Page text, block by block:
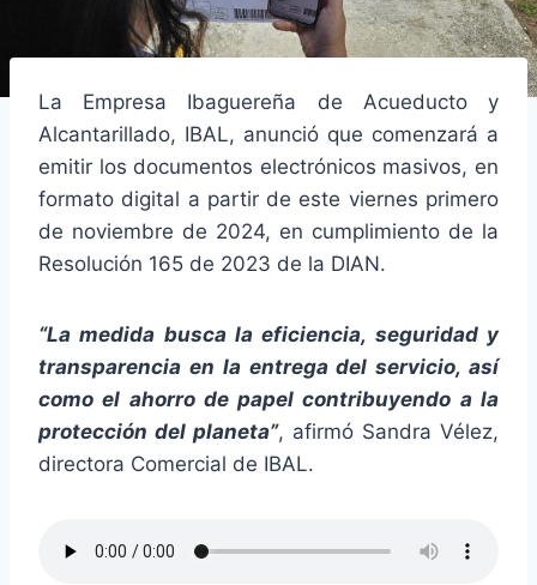
La Empresa Ibaguereña de Acueducto y
Alcantarillado, IBAL, anunció que comenzará a
emitir los documentos electrónicos masivos, en
formato digital a partir de este viernes primero
de noviembre de 2024, en cumplimiento de la
Resolución 165 de 2023 de la DIAN.
“La medida busca la eficiencia, seguridad y
transparencia en la entrega del servicio, así
como el ahorro de papel contribuyendo a la
protección del planeta”, afirmó Sandra Vélez,
directora Comercial de IBAL.